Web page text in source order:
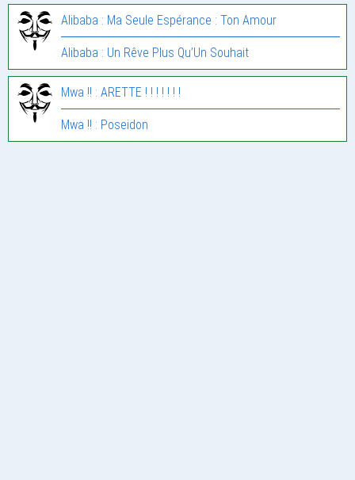
Alibaba : Ma Seule Espérance : Ton Amour
Alibaba : Un Rêve Plus Qu’Un Souhait
Mwa !! : ARETTE ! ! ! ! ! ! !
Mwa !! : Poseidon